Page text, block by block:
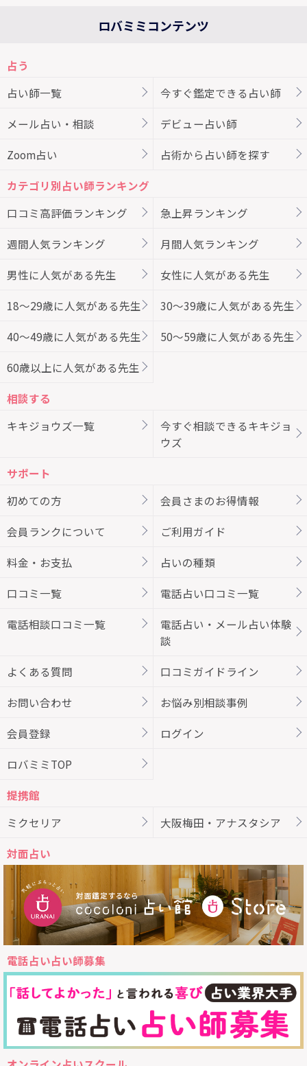
ロバミミコンテンツ
占う
占い師一覧
今すぐ鑑定できる占い師
メール占い・相談 デビュー占い師
Zoom占い 占術から占い師を探す
カテゴリ別占い師ランキング
口コミ高評価ランキング
急上昇ランキング
週間人気ランキング 月間人気ランキング
男性に人気がある先生 女性に人気がある先生
18～29歳に人気がある先生 30～39歳に人気がある先生
40～49歳に人気がある先生 50～59歳に人気がある先生
60歳以上に人気がある先生
相談する
キキジョウズ一覧
今すぐ相談できるキキジョ
ウズ
サポート
初めての方
会員さまのお得情報
会員ランクについて ご利用ガイド
料金・お支払 占いの種類
口コミ一覧 電話占い口コミ一覧
電話相談口コミ一覧
電話占い・メール占い体験
談
よくある質問 口コミガイドライン
お問い合わせ お悩み別相談事例
会員登録 ログイン
ロバミミTOP
提携館
ミクセリア
大阪梅田・アナスタシア
対面占い
電話占い占い師募集